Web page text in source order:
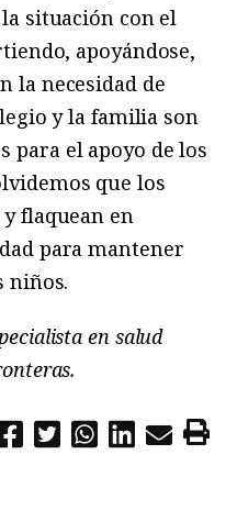
situación con el
apoyándose,
la necesidad de
y la familia son
para el apoyo de los
que los
flaquean en
para mantener
niños.
en salud